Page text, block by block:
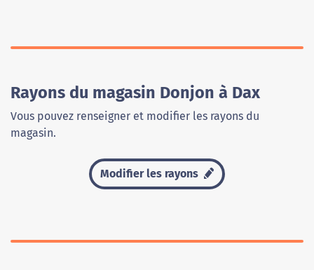
Rayons du magasin Donjon à Dax
Vous pouvez renseigner et modifier les rayons du
magasin.
Modifier les rayons